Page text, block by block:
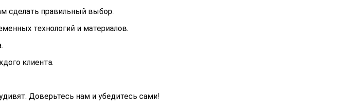
сделать правильный выбор.
технологий и материалов.
клиента.
Доверьтесь нам и убедитесь сами!